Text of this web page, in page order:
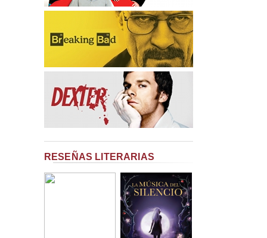
RESEÑAS LITERARIAS